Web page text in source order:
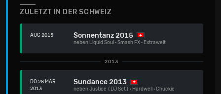
ZULETZT IN DER SCHWEIZ
AUG 2015 Sonnentanz 2015
neben Liquid Soul ·Smash FX· Extrawelt
2013
DO 28 MÄR
2013
Sundance 2013
nebenJustice (DJ Set) · Hardwell ·Chuckie